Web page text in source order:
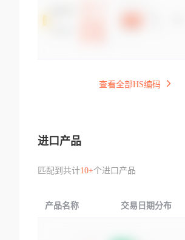
查看全部HS编码
进口产品
匹配到共计10+个进口产品
产品名称 交易日期分布